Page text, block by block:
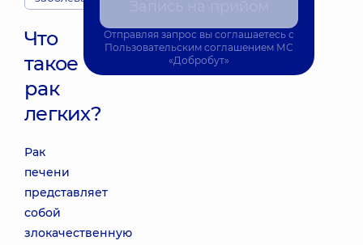
Что
такое
рак
легких?
Рак
печени
представляет
собой
злокачественную
Отправляя запрос вы соглашаетесь с
Пользовательским соглашением МС
«Добробут»